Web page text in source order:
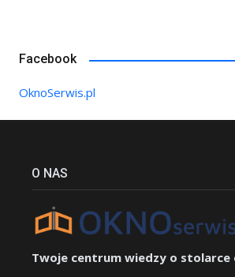
Facebook
OknoSerwis.pl
O NAS
Twoje centrum wiedzy o